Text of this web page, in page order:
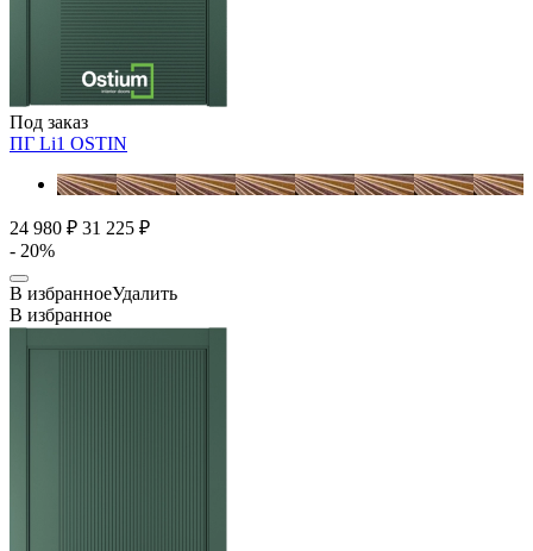
Под заказ
ПГ Li1 OSTIN
24 980 ₽ 31 225 ₽
- 20%
В избранноеУдалить
В избранное